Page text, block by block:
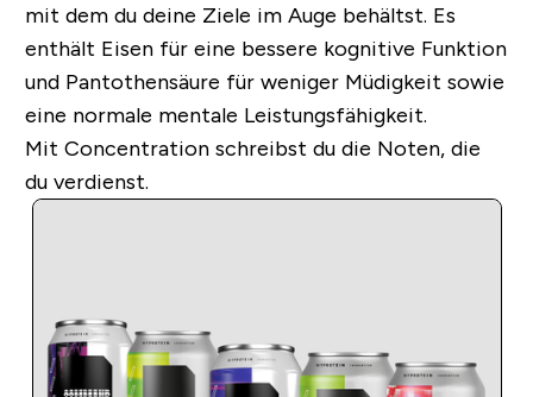
mit dem du deine Ziele im Auge behältst. Es
enthält Eisen für eine bessere kognitive Funktion
und Pantothensäure für weniger Müdigkeit sowie
eine normale mentale Leistungsfähigkeit.
Mit Concentration schreibst du die Noten, die
du verdienst.